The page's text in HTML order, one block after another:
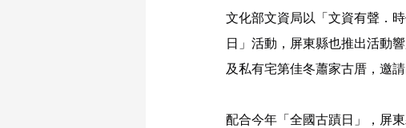
文化部文資局以「文資有聲．
日」活動，屏東縣也推出活動
及私有宅第佳冬蕭家古厝，邀
配合今年「全國古蹟日」，屏